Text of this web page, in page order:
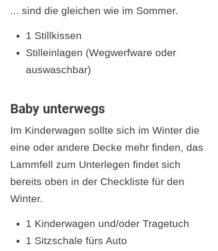
... sind die gleichen wie im Sommer.
1 Stillkissen
Stilleinlagen (Wegwerfware oder
auswaschbar)
Baby unterwegs
Im Kinderwagen sollte sich im Winter die
eine oder andere Decke mehr finden, das
Lammfell zum Unterlegen findet sich
bereits oben in der Checkliste für den
Winter.
1 Kinderwagen und/oder Tragetuch
1 Sitzschale fürs Auto